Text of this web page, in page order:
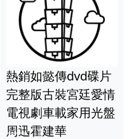
熱銷如懿傳dvd碟片
完整版古裝宮廷愛情
電視劇車載家用光盤
周迅霍建華